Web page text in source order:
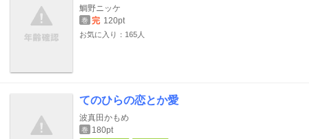
鯛野ニッケ
巻 完 120pt
お気に入り：165人
てのひらの恋とか愛
波真田かもめ
巻
180pt